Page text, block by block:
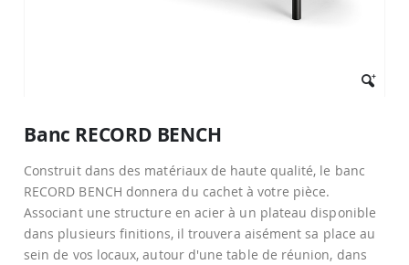
début
la
Galerie
Banc RECORD BENCH
Construit dans des matériaux de haute qualité, le banc
RECORD BENCH donnera du cachet à votre pièce.
Associant une structure en acier à un plateau disponible
dans plusieurs finitions, il trouvera aisément sa place au
sein de vos locaux, autour d'une table de réunion, dans